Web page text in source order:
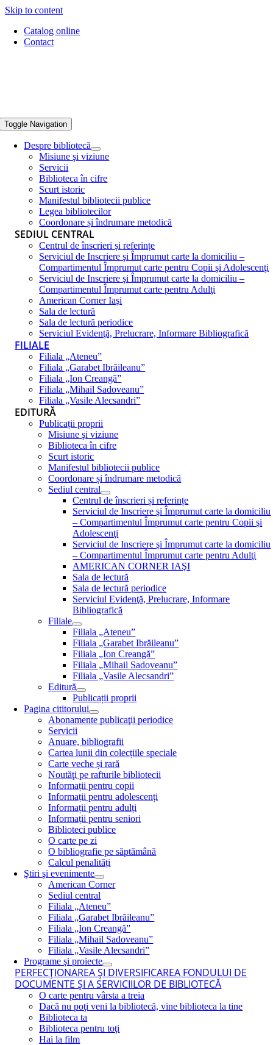
Skip to content
Catalog online
Contact
Toggle Navigation
Despre bibliotecă
Misiune şi viziune
Servicii
Biblioteca în cifre
Scurt istoric
Manifestul bibliotecii publice
Legea bibliotecilor
Coordonare și îndrumare metodică
SEDIUL CENTRAL
Centrul de înscrieri și referințe
Serviciul de Inscriere şi Împrumut carte la domiciliu –
Compartimentul Împrumut carte pentru Copii şi Adolescenţi
Serviciul de Inscriere şi Împrumut carte la domiciliu –
Compartimentul Împrumut carte pentru Adulţi
American Corner Iaşi
Sala de lectură
Sala de lectură periodice
Serviciul Evidenţă, Prelucrare, Informare Bibliografică
FILIALE
Filiala „Ateneu”
Filiala „Garabet Ibrăileanu”
Filiala „Ion Creangă”
Filiala „Mihail Sadoveanu”
Filiala „Vasile Alecsandri”
EDITURĂ
Publicații proprii
Misiune şi viziune
Biblioteca în cifre
Scurt istoric
Manifestul bibliotecii publice
Coordonare și îndrumare metodică
Sediul central
Centrul de înscrieri și referințe
Serviciul de Inscriere şi Împrumut carte la domiciliu
– Compartimentul Împrumut carte pentru Copii şi
Adolescenţi
Serviciul de Inscriere şi Împrumut carte la domiciliu
– Compartimentul Împrumut carte pentru Adulţi
AMERICAN CORNER IAŞI
Sala de lectură
Sala de lectură periodice
Serviciul Evidenţă, Prelucrare, Informare
Bibliografică
Filiale
Filiala „Ateneu”
Filiala „Garabet Ibrăileanu”
Filiala „Ion Creangă”
Filiala „Mihail Sadoveanu”
Filiala „Vasile Alecsandri”
Editură
Publicații proprii
Pagina cititorului
Abonamente publicaţii periodice
Servicii
Anuare, bibliografii
Cartea lunii din colecțiile speciale
Carte veche și rară
Noutăţi pe rafturile bibliotecii
Informații pentru copii
Informații pentru adolescenți
Informații pentru adulți
Informații pentru seniori
Biblioteci publice
O carte pe zi
O bibliografie pe săptămână
Calcul penalități
Ştiri şi evenimente
American Corner
Sediul central
Filiala „Ateneu”
Filiala „Garabet Ibrăileanu”
Filiala „Ion Creangă”
Filiala „Mihail Sadoveanu”
Filiala „Vasile Alecsandri”
Programe şi proiecte
PERFECŢIONAREA ŞI DIVERSIFICAREA FONDULUI DE
DOCUMENTE ŞI A SERVICIILOR DE BIBLIOTECĂ
O carte pentru vârsta a treia
Dacă nu poţi veni la bibliotecă, vine biblioteca la tine
Biblioteca ta
Biblioteca pentru toţi
Hai la film